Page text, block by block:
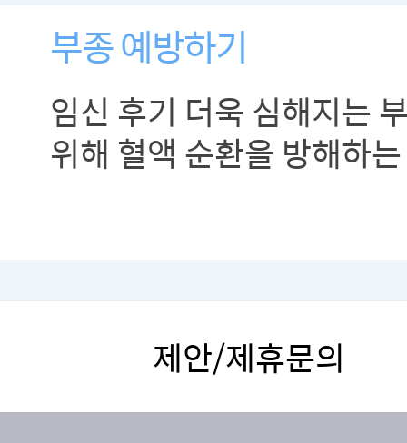
부종 예방하기
임신 후기 더욱 심해지는
위해 혈액 순환을 방해하
제안/제휴문의